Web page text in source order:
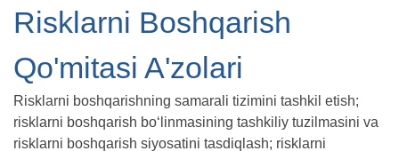
Risklarni Boshqarish
Qo'mitasi A'zolari
Risklarni boshqarishning samarali tizimini tashkil etish;
risklarni boshqarish bo‘linmasining tashkiliy tuzilmasini va
risklarni boshqarish siyosatini tasdiqlash; risklarni